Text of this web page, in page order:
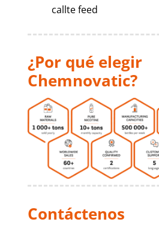
callte feed
¿Por qué elegir
Chemnovatic?
Contáctenos